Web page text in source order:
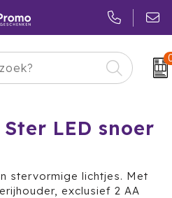
LED snoer
stervormige lichtjes. Met
exclusief 2 AA